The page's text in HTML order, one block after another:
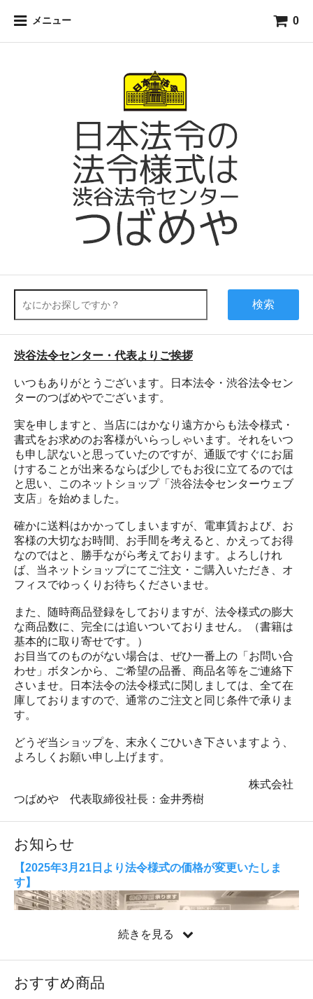
メニュー 0
検索
渋谷法令センター・代表よりご挨拶
いつもありがとうございます。日本法令・渋谷法令セン
ターのつばめやでございます。
実を申しますと、当店にはかなり遠方からも法令様式・
書式をお求めのお客様がいらっしゃいます。それをいつ
も申し訳ないと思っていたのですが、通販ですぐにお届
けすることが出来るならば少しでもお役に立てるのでは
と思い、このネットショップ「渋谷法令センターウェブ
支店」を始めました。
確かに送料はかかってしまいますが、電車賃および、お
客様の大切なお時間、お手間を考えると、かえってお得
なのではと、勝手ながら考えております。よろしけれ
ば、当ネットショップにてご注文・ご購入いただき、オ
フィスでゆっくりお待ちくださいませ。
また、随時商品登録をしておりますが、法令様式の膨大
な商品数に、完全には追いついておりません。（書籍は
基本的に取り寄せです。）
お目当てのものがない場合は、ぜひ一番上の「お問い合
わせ」ボタンから、ご希望の品番、商品名等をご連絡下
さいませ。日本法令の法令様式に関しましては、全て在
庫しておりますので、通常のご注文と同じ条件で承りま
す。
どうぞ当ショップを、末永くごひいき下さいますよう、
よろしくお願い申し上げます。
株式会社
つばめや 代表取締役社長：金井秀樹
お知らせ
【2025年3月21日より法令様式の価格が変更いたしま
す】
続きを見る
おすすめ商品